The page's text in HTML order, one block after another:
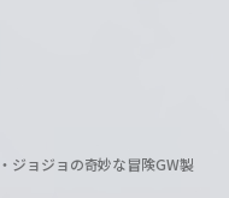
ジョジョの奇妙な冒険GW製